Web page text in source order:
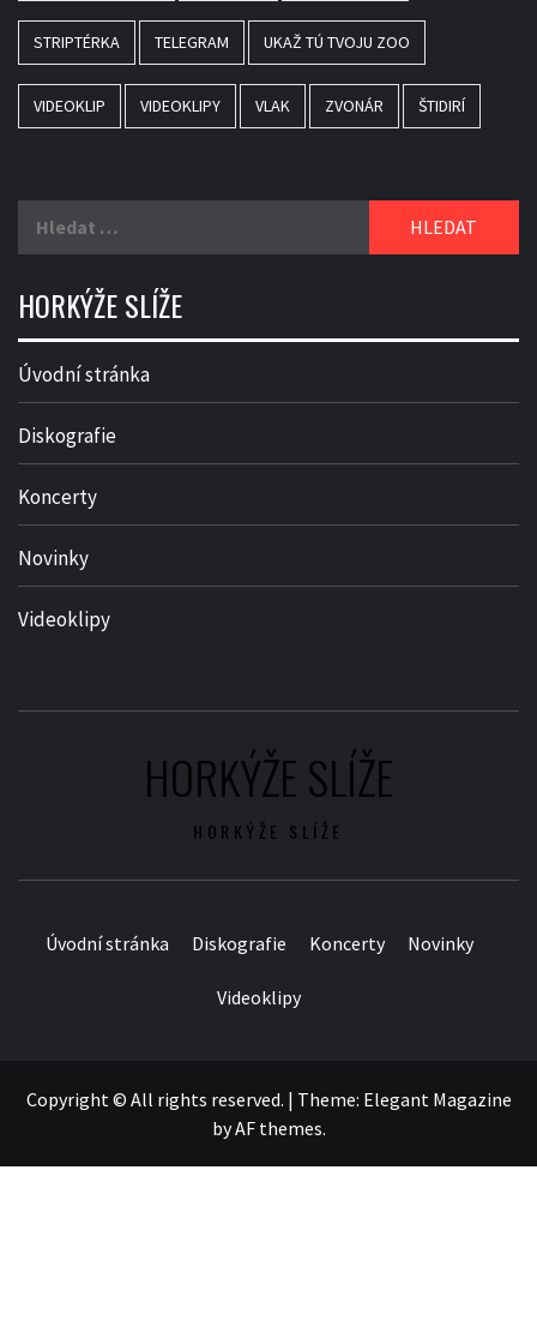
STRIPTÉRKA TELEGRAM UKAŽ TÚ TVOJU ZOO
VIDEOKLIP VIDEOKLIPY VLAK ZVONÁR ŠTIDIRÍ
HORKÝŽE SLÍŽE
Úvodní stránka
Diskografie
Koncerty
Novinky
Videoklipy
HORKÝŽE SLÍŽE
HORKÝŽE SLÍŽE
Úvodní stránka Diskografie Koncerty Novinky
Videoklipy
Copyright © All rights reserved. | Theme: Elegant Magazine
byAF themes.